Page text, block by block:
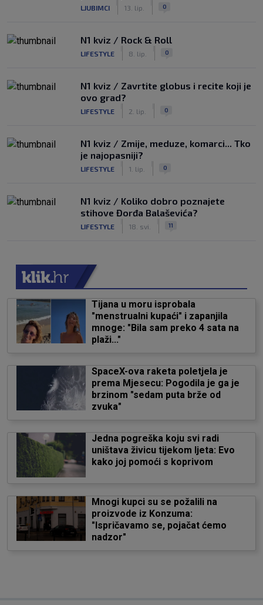
LJUBIMCI 13. lip. 0
N1 kviz / Rock & Roll
LIFESTYLE 8. lip. 0
N1 kviz / Zavrtite globus i recite koji je
ovo grad?
LIFESTYLE 2. lip. 0
N1 kviz / Zmije, meduze, komarci... Tko
je najopasniji?
LIFESTYLE 1. lip. 0
N1 kviz / Koliko dobro poznajete
stihove Đorđa Balaševića?
LIFESTYLE 18. svi. 11
Tijana u moru isprobala
"menstrualni kupaći" i zapanjila
mnoge: "Bila sam preko 4 sata na
plaži..."
SpaceX-ova raketa poletjela je
prema Mjesecu: Pogodila je ga je
brzinom "sedam puta brže od
zvuka"
Jedna pogreška koju svi radi
uništava živicu tijekom ljeta: Evo
kako joj pomoći s koprivom
Mnogi kupci su se požalili na
proizvode iz Konzuma:
"Ispričavamo se, pojačat ćemo
nadzor"